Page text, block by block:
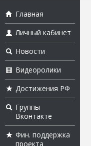
Главная
Личный кабинет
Новости
Видеоролики
Достижения РФ
Группы
Вконтакте
Фин. поддержка
проекта